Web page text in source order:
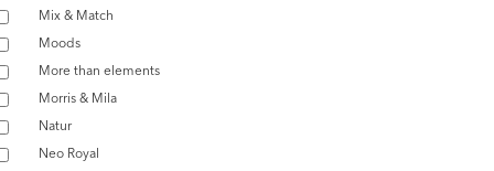
Mix & Match
Moods
More than elements
Morris & Mila
Natur
Neo Royal